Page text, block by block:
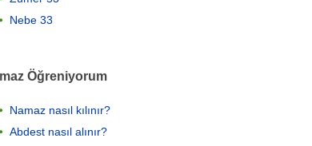
Nebe 33
Öğreniyorum
Namaz nasıl kılınır?
Abdest nasıl alınır?